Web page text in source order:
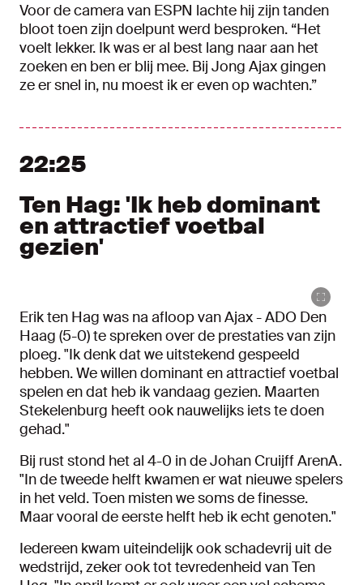
Voor de camera van ESPN lachte hij zijn tanden
bloot toen zijn doelpunt werd besproken. “Het
voelt lekker. Ik was er al best lang naar aan het
zoeken en ben er blij mee. Bij Jong Ajax gingen
ze er snel in, nu moest ik er even op wachten.”
22:25
Ten Hag: 'Ik heb dominant
en attractief voetbal
gezien'
Erik ten Hag was na afloop van Ajax - ADO Den
Haag (5-0) te spreken over de prestaties van zijn
ploeg. "Ik denk dat we uitstekend gespeeld
hebben. We willen dominant en attractief voetbal
spelen en dat heb ik vandaag gezien. Maarten
Stekelenburg heeft ook nauwelijks iets te doen
gehad."
Bij rust stond het al 4-0 in de Johan Cruijff ArenA.
"In de tweede helft kwamen er wat nieuwe spelers
in het veld. Toen misten we soms de finesse.
Maar vooral de eerste helft heb ik echt genoten."
Iedereen kwam uiteindelijk ook schadevrij uit de
wedstrijd, zeker ook tot tevredenheid van Ten